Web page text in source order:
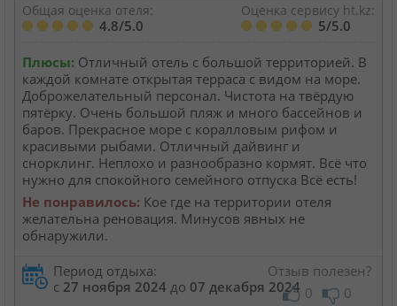
Общая оценка отеля:
4.8/5.0
Оценка сервису ht.kz:
5/5.0
Плюсы: Отличный отель с большой территорией. В
каждой комнате открытая терраса с видом на море.
Доброжелательный персонал. Чистота на твёрдую
пятёрку. Очень большой пляж и много бассейнов и
баров. Прекрасное море с коралловым рифом и
красивыми рыбами. Отличный дайвинг и
снорклинг. Неплохо и разнообразно кормят. Всё что
нужно для спокойного семейного отпуска Всё есть!
Не понравилось: Кое где на территории отеля
желательна реновация. Минусов явных не
обнаружили.
Период отдыха:
с 27 ноября 2024 до 07 декабря 2024
Отзыв полезен?
0
0